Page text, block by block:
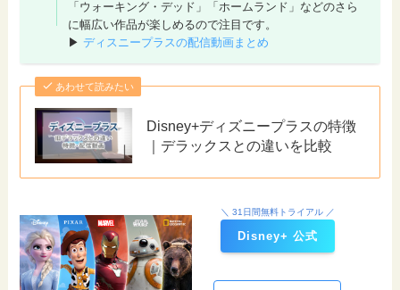
「ウォーキング・デッド」「ホームランド」などのさら
に幅広い作品が楽しめるので注目です。
▶ ディスニープラスの配信動画まとめ
あわせて読みたい
Disney+ディズニープラスの特徴
｜デラックスとの違いを比較
＼ 31日間無料トライアル ／
Disney+ 公式